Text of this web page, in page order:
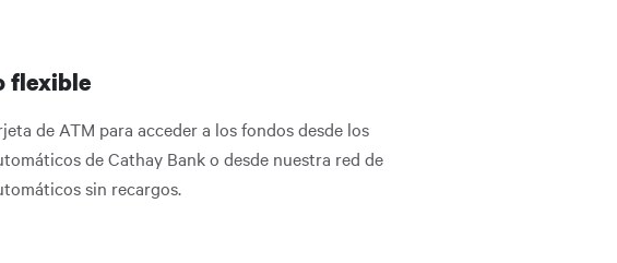
flexible
de ATM para acceder a los fondos desde los
de Cathay Bank o desde nuestra red de
sin recargos.